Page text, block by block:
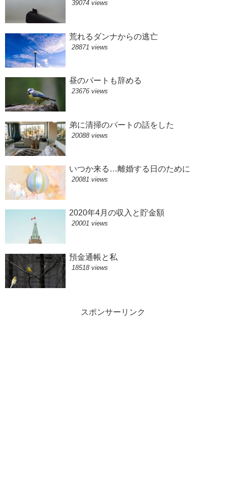
39074 views
荒れるダンナからの逃亡
28871 views
昼のパートも辞める
23676 views
弟に清掃のパートの話をした
20088 views
いつか来る…離婚する日のために
20081 views
2020年4月の収入と貯金額
20001 views
預金通帳と私
18518 views
スポンサーリンク